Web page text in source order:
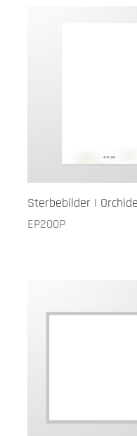
Sterbebilder |
EP200P